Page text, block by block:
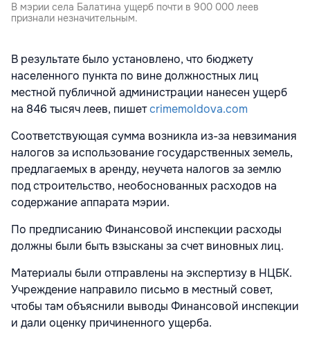
В мэрии села Балатина ущерб почти в 900 000 леев
признали незначительным.
В результате было установлено, что бюджету
населенного пункта по вине должностных лиц
местной публичной администрации нанесен ущерб
на 846 тысяч леев, пишетcrimemoldova.com
Соответствующая сумма возникла из-за невзимания
налогов за использование государственных земель,
предлагаемых в аренду, неучета налогов за землю
под строительство, необоснованных расходов на
содержание аппарата мэрии.
По предписанию Финансовой инспекции расходы
должны были быть взысканы за счет виновных лиц.
Материалы были отправлены на экспертизу в НЦБК.
Учреждение направило письмо в местный совет,
чтобы там объяснили выводы Финансовой инспекции
и дали оценку причиненного ущерба.